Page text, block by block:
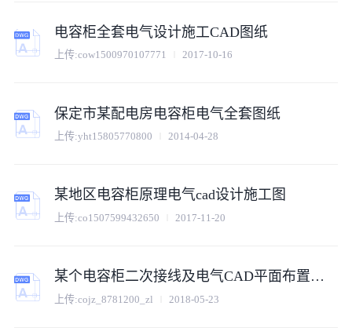
电容柜全套电气设计施工CAD图纸
上传:cow1500970107771 2017-10-16
保定市某配电房电容柜电气全套图纸
上传:yht15805770800 2014-04-28
某地区电容柜原理电气cad设计施工图
上传:co1507599432650 2017-11-20
某个电容柜二次接线及电气CAD平面布置参考图
上传:cojz_8781200_zl 2018-05-23